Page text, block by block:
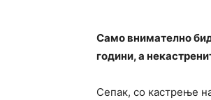
Само внимателно
години, а
Сепак, со кастрење